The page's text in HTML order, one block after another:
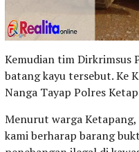
Kemudian tim Dirkrimsus
batang kayu tersebut. Ke
Nanga Tayap Polres
Menurut warga
kami berharap barang